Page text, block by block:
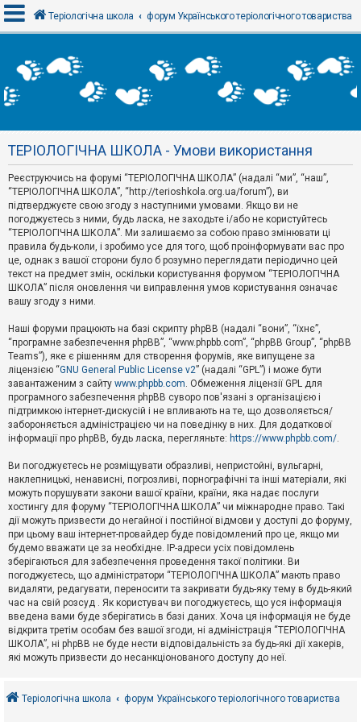
х
і
Р
є
с
т
р
а
ц
я
Т
м
и
б
е
з
в
і
д
п
о
в
д
й
А
к
т
и
в
н
т
е
м
и
о
Теріологічна школа форум Українського теріологічного товариства
ТЕРІОЛОГІЧНА ШКОЛА - Умови використання
Реєструючись на форумі “ТЕРІОЛОГІЧНА ШКОЛА” (надалі “ми”, “наш”,
“ТЕРІОЛОГІЧНА ШКОЛА”, “http://terioshkola.org.ua/forum”), ви
підтверджуєте свою згоду з наступними умовами. Якщо ви не
погоджуєтесь з ними, будь ласка, не заходьте і/або не користуйтесь
“ТЕРІОЛОГІЧНА ШКОЛА”. Ми залишаємо за собою право змінювати ці
правила будь-коли, і зробимо усе для того, щоб проінформувати вас про
це, однак з вашої сторони було б розумно переглядати періодично цей
текст на предмет змін, оскільки користування форумом “ТЕРІОЛОГІЧНА
ШКОЛА” після оновлення чи виправлення умов користування означає
вашу згоду з ними.
Наші форуми працюють на базі скрипту phpBB (надалі “вони”, “їхнє”,
“програмне забезпечення phpBB”, “www.phpbb.com”, “phpBB Group”, “phpBB
Teams”), яке є рішенням для створення форумів, яке випущене за
ліцензією “GNU General Public License v2” (надалі “GPL”) і може бути
завантаженим з сайту www.phpbb.com. Обмеження ліцензії GPL для
програмного забезпечення phpBB суворо пов'язані з організацією і
підтримкою інтернет-дискусій і не впливають на те, що дозволяється/
забороняється адміністрацією чи на поведінку в них. Для додаткової
інформації про phpBB, будь ласка, перегляньте: https://www.phpbb.com/.
Ви погоджуєтесь не розміщувати образливі, непристойні, вульгарні,
наклепницькі, ненависні, погрозливі, порнографічні та інші матеріали, які
можуть порушувати закони вашої країни, країни, яка надає послуги
хостингу для форуму “ТЕРІОЛОГІЧНА ШКОЛА” чи міжнародне право. Такі
дії можуть призвести до негайної і постійної відмови у доступі до форуму,
при цьому ваш інтернет-провайдер буде повідомлений про це, якщо ми
будемо вважати це за необхідне. IP-адреси усіх повідомлень
зберігаються для забезпечення проведення такої політики. Ви
погоджуєтесь, що адміністратори “ТЕРІОЛОГІЧНА ШКОЛА” мають право
видаляти, редагувати, переносити та закривати будь-яку тему в будь-який
час на свій розсуд . Як користувач ви погоджуєтесь, що уся інформація
введена вами буде зберігатись в базі даних. Хоча ця інформація не буде
відкрита третім особам без вашої згоди, ні адміністрація “ТЕРІОЛОГІЧНА
ШКОЛА”, ні phpBB не буде нести відповідальність за будь-які дії хакерів,
які можуть призвести до несанкціонованого доступу до неї.
Теріологічна школа форум Українського теріологічного товариства